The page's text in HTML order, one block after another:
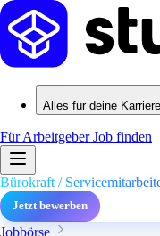
Alles für deine Karriere
Für ArbeitgeberJob finden
Bürokraft /
Jetzt bewerben
Jobbörse